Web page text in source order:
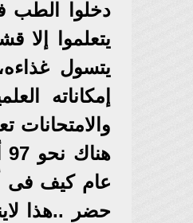
دخلوا الطب
يتعلموا إلا
يتسول
إمكاناته
والامتحانات
عام كيف فى
حضر ..هذا